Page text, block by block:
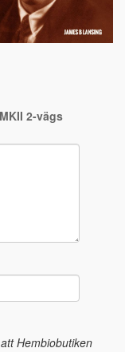
2-vägs
Hembiobutiken